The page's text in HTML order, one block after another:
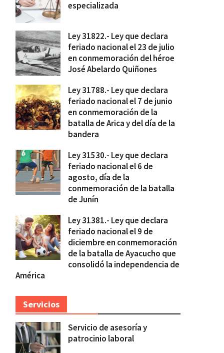
especializada
Ley 31822.- Ley que declara
feriado nacional el 23 de julio
en conmemoración del héroe
José Abelardo Quiñones
Ley 31788.- Ley que declara
feriado nacional el 7 de junio
en conmemoración de la
batalla de Arica y del día de la
bandera
Ley 31530.- Ley que declara
feriado nacional el 6 de
agosto, día de la
conmemoración de la batalla
de Junín
Ley 31381.- Ley que declara
feriado nacional el 9 de
diciembre en conmemoración
de la batalla de Ayacucho que
consolidó la independencia de
América
Servicios
Servicio de asesoría y
patrocinio laboral